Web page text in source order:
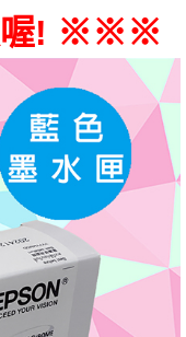
! ※※※